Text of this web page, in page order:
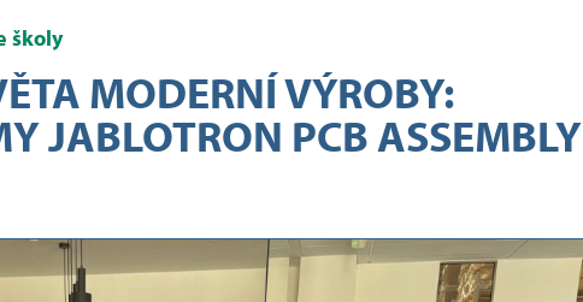
školy
MODERNÍ VÝROBY:
JABLOTRON PCB ASSEMBLY